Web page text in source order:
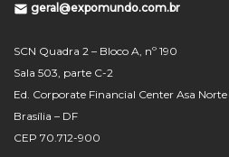
geral@expomundo.com.br
SCN Quadra 2 – Bloco A, nº 190
Sala 503, parte C-2
Ed. Corporate Financial Center Asa Norte
Brasília – DF
CEP 70.712-900